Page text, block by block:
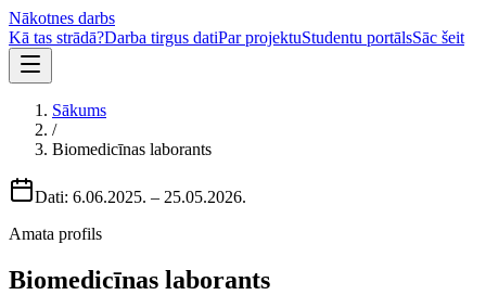
Nākotnes darbs
Kā tas strādā?Darba tirgus datiPar projektuStudentu portālsSāc šeit
Sākums
/
Biomedicīnas laborants
Dati: 6.06.2025. – 25.05.2026.
Amata profils
Biomedicīnas laborants